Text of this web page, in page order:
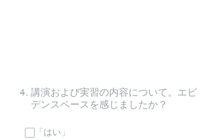
4. 講演および実習の内容について。エビ
デンスベースを感じましたか？
「はい」